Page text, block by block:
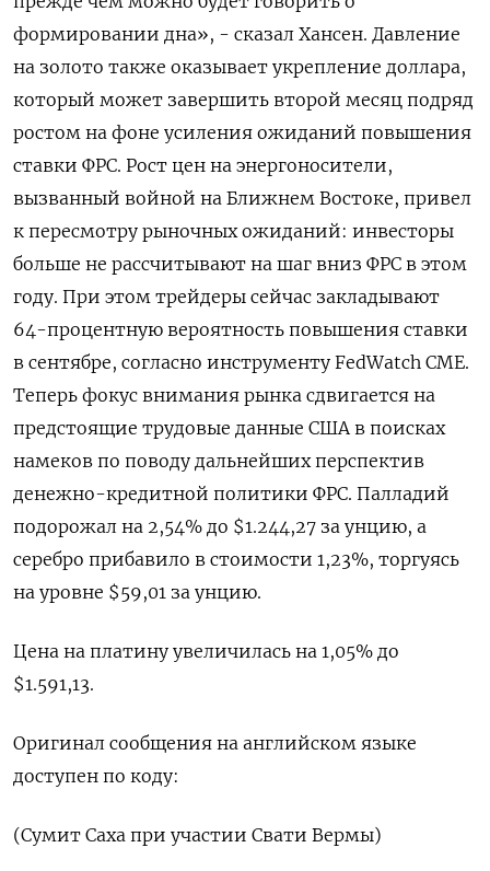
формировании дна», - сказал ​Хансен. Давление
на ‌золото также оказывает укрепление доллара,
который может завершить второй месяц подряд
​ростом на фоне усиления ожиданий повышения
ставки ФРС. Рост цен на энергоносители,
вызванный войной на Ближнем Востоке, привел
к пересмотру рыночных ожиданий: инвесторы
больше не рассчитывают на шаг вниз ФРС в этом
году. При этом трейдеры сейчас закладывают
64-процентную вероятность повышения ставки
в сентябре, согласно инструменту FedWatch CME.
Теперь фокус ​внимания рынка сдвигается ⁠на
предстоящие трудовые данные США в поисках
намеков по поводу дальнейших перспектив
денежно-кредитной политики ФРС. Палладий
подорожал ‌на 2,54% до $1.244,27 за унцию, а
серебро прибавило в стоимости ‌1,23%, торгуясь
на уровне $59,01 за унцию.
Цена на платину увеличилась на ​1,05% до
$1.591,13.
Оригинал сообщения на английском языке
доступен по ‌коду:
(Сумит Саха при участии Свати Вермы)